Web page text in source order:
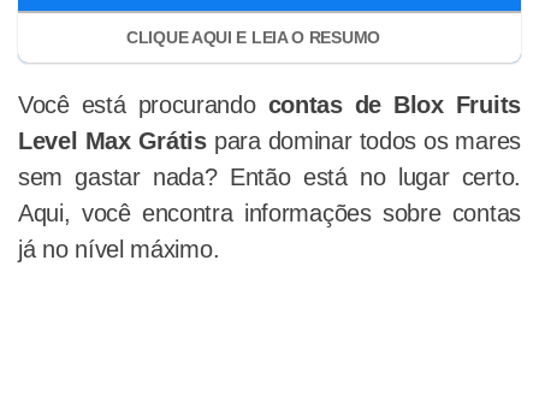
Você está procurando contas de Blox Fruits
Level Max Grátispara dominar todos os mares
sem gastar nada? Então está no lugar certo.
Aqui, você encontra informações sobre contas
já no nível máximo.